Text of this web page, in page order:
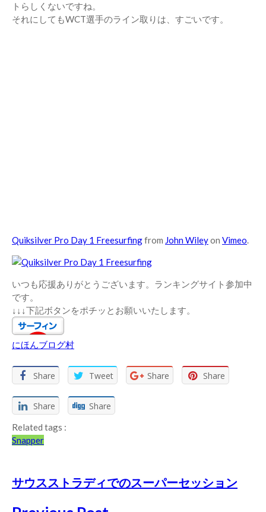
トらしくないですね。
それにしてもWCT選手のライン取りは、すごいです。
Quiksilver Pro Day 1 Freesurfingfrom John Wileyon Vimeo.
いつも応援ありがとうございます。ランキングサイト参加中
です。
↓↓↓下記ボタンをポチッとお願いいたします。
にほんブログ村
Share Tweet Share Share
Share Share
Related tags :
Snapper
サウスストラディでのスーパーセッション